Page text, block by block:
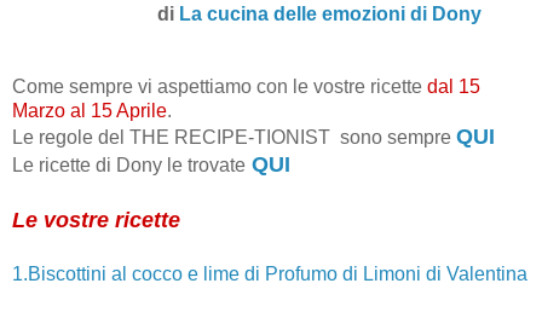
di La cucina delle emozioni di Dony
Come sempre vi aspettiamo con le vostre ricette dal 15
Marzo al 15 Aprile.
Le regole del THE RECIPE-TIONIST sono sempre QUI
Le ricette di Dony le trovate QUI
Le vostre ricette
1.Biscottini al cocco e lime di Profumo di Limoni di Valentina